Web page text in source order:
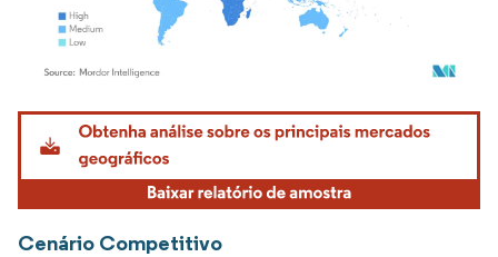
Imagem © Mordor Intelligence. O reuso requer atribuição conforme CC BY 4.0.
Cenário Competitivo